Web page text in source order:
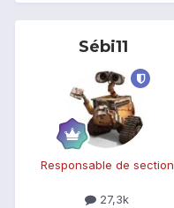
Sébi11
Responsable de section
27,3k